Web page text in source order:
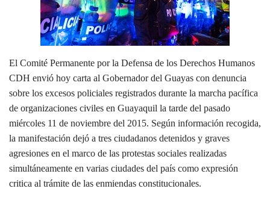
El Comité Permanente por la Defensa de los Derechos Humanos
CDH envió hoy carta al Gobernador del Guayas con denuncia
sobre los excesos policiales registrados durante la marcha pacífica
de organizaciones civiles en Guayaquil la tarde del pasado
miércoles 11 de noviembre del 2015. Según información recogida,
la manifestación dejó a tres ciudadanos detenidos y graves
agresiones en el marco de las protestas sociales realizadas
simultáneamente en varias ciudades del país como expresión
critica al trámite de las enmiendas constitucionales.